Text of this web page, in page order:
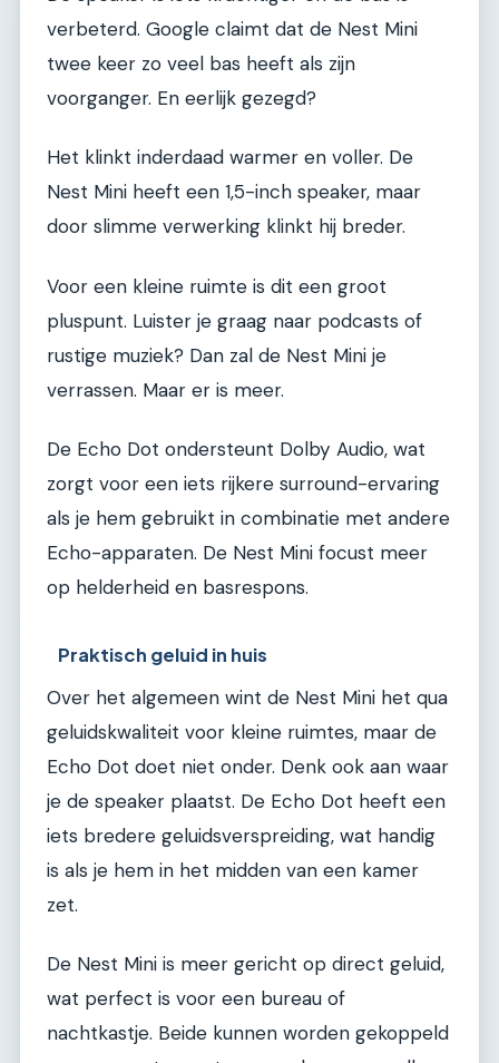
verbeterd. Google claimt dat de Nest Mini
twee keer zo veel bas heeft als zijn
voorganger. En eerlijk gezegd?
Het klinkt inderdaad warmer en voller. De
Nest Mini heeft een 1,5-inch speaker, maar
door slimme verwerking klinkt hij breder.
Voor een kleine ruimte is dit een groot
pluspunt. Luister je graag naar podcasts of
rustige muziek? Dan zal de Nest Mini je
verrassen. Maar er is meer.
De Echo Dot ondersteunt Dolby Audio, wat
zorgt voor een iets rijkere surround-ervaring
als je hem gebruikt in combinatie met andere
Echo-apparaten. De Nest Mini focust meer
op helderheid en basrespons.
Praktisch geluid in huis
Over het algemeen wint de Nest Mini het qua
geluidskwaliteit voor kleine ruimtes, maar de
Echo Dot doet niet onder. Denk ook aan waar
je de speaker plaatst. De Echo Dot heeft een
iets bredere geluidsverspreiding, wat handig
is als je hem in het midden van een kamer
zet.
De Nest Mini is meer gericht op direct geluid,
wat perfect is voor een bureau of
nachtkastje. Beide kunnen worden gekoppeld